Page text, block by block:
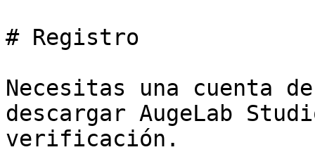
# Registro
Necesitas una cuenta
descargar AugeLab
verificación.